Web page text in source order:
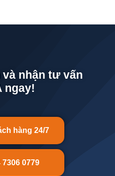
nhận tư vấn
ngay!
hàng 24/7
7306 0779